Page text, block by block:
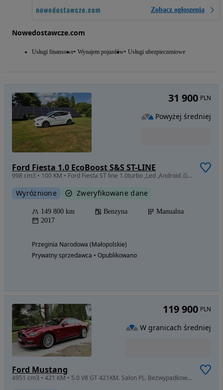
Zobacz ogłoszenia
Nowedostawcze.com
Usługi finansowe Wynajem pojazdów Usługi ubezpieczeniowe
Ford Fiesta 1.0 EcoBoost S&S ST-LINE
998 cm3 • 100 KM • Ford Fiesta ST line 1.0turbo ,Led ,Android .Grzana szyba
Wyróżnione Zweryfikowane dane
149 800 km Benzyna
Manualna
2017
Przeginia Narodowa (Małopolskie)
Prywatny sprzedawca • Opublikowano
31 900 PLN
Powyżej średniej
Ford Mustang
4951 cm3 • 421 KM • 5.0 V8 GT 421KM. Salon PL. Bezwypadkowy. Po dużym serwisie. Garażowany
119 900 PLN
W granicach średniej